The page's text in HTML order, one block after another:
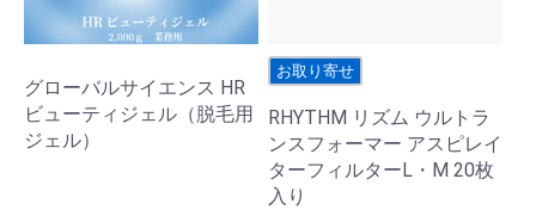
グローバルサイエンス HR
ビューティジェル（脱毛用
ジェル）
お取り寄せ
RHYTHM リズム ウルトラ
ンスフォーマー アスピレイ
ターフィルターL・M 20枚
入り